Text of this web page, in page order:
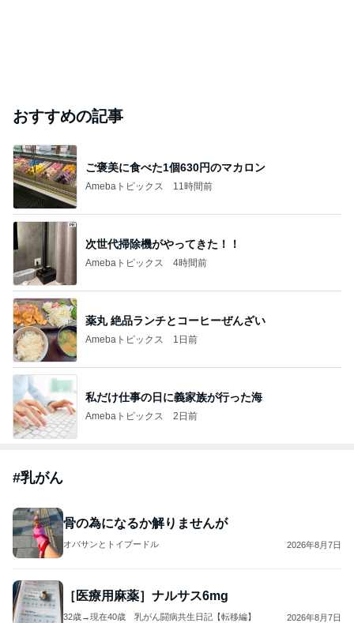
おすすめの記事
ご褒美に食べた1個630円のマカロン
Amebaトピックス 11時間前
次世代掃除機がやってきた！！
Amebaトピックス 4時間前
薬丸 絶品ランチとコーヒーぜんざい
Amebaトピックス 1日前
私だけ仕事の日に義家族が行った海
Amebaトピックス 2日前
#乳がん
骨の為になるか解りませんが
オバサンとトイプードル 2026年8月7日
［医療用麻薬］ナルサス6mg
32歳→現在40歳 乳がん闘病共生日記【転移編】 2026年8月7日